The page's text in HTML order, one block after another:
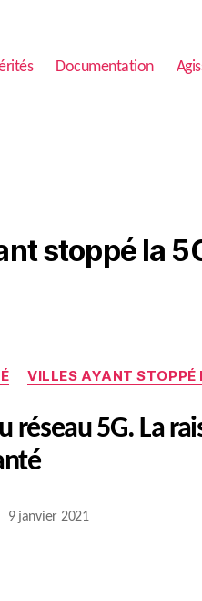
Documentation
stoppé la
VILLES AYANT STOPPÉ
réseau 5G. La
9 janvier 2021